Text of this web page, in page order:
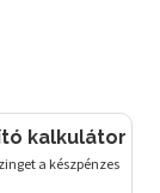
kalkulátor
a készpénzes